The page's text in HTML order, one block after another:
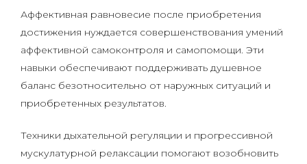
Аффективная равновесие после приобретения
достижения нуждается совершенствования умений
аффективной самоконтроля и самопомощи. Эти
навыки обеспечивают поддерживать душевное
баланс безотносительно от наружных ситуаций и
приобретенных результатов.
Техники дыхательной регуляции и прогрессивной
мускулатурной релаксации помогают возобновить